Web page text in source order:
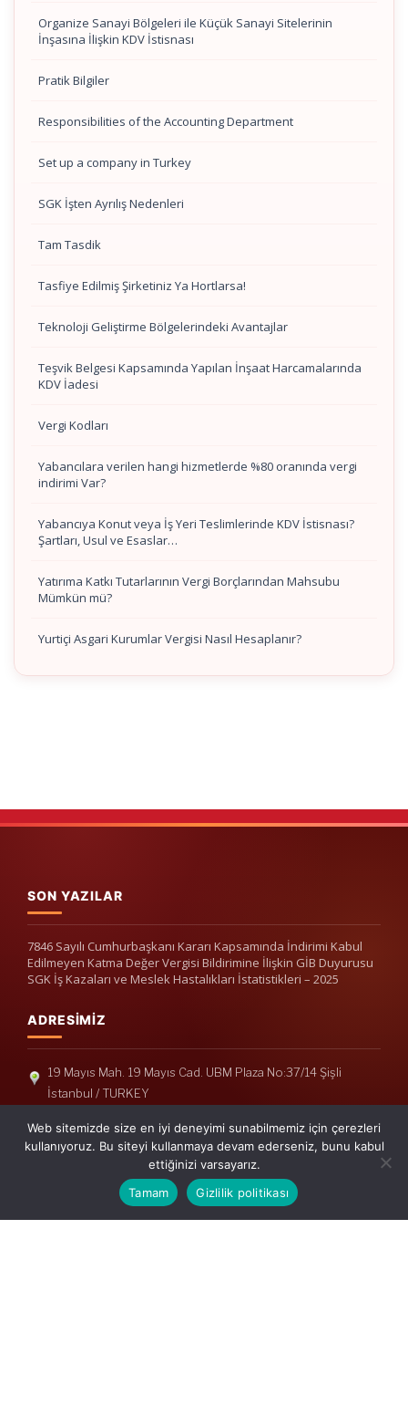
Organize Sanayi Bölgeleri ile Küçük Sanayi Sitelerinin
İnşasına İlişkin KDV İstisnası
Pratik Bilgiler
Responsibilities of the Accounting Department
Set up a company in Turkey
SGK İşten Ayrılış Nedenleri
Tam Tasdik
Tasfiye Edilmiş Şirketiniz Ya Hortlarsa!
Teknoloji Geliştirme Bölgelerindeki Avantajlar
Teşvik Belgesi Kapsamında Yapılan İnşaat Harcamalarında
KDV İadesi
Vergi Kodları
Yabancılara verilen hangi hizmetlerde %80 oranında vergi
indirimi Var?
Yabancıya Konut veya İş Yeri Teslimlerinde KDV İstisnası?
Şartları, Usul ve Esaslar…
Yatırıma Katkı Tutarlarının Vergi Borçlarından Mahsubu
Mümkün mü?
Yurtiçi Asgari Kurumlar Vergisi Nasıl Hesaplanır?
SON YAZILAR
7846 Sayılı Cumhurbaşkanı Kararı Kapsamında İndirimi Kabul
Edilmeyen Katma Değer Vergisi Bildirimine İlişkin GİB Duyurusu
SGK İş Kazaları ve Meslek Hastalıkları İstatistikleri – 2025
ADRESIMIZ
19 Mayıs Mah. 19 Mayıs Cad. UBM Plaza No:37/14 Şişli
İstanbul / TURKEY
Telefon: +90(212) 240 33 39
Telefon: +90(212) 248 19 36
info@erisymm.com
Web sitemizde size en iyi deneyimi sunabilmemiz için çerezleri
kullanıyoruz. Bu siteyi kullanmaya devam ederseniz, bunu kabul
ettiğinizi varsayarız.
Tamam
Gizlilik politikası